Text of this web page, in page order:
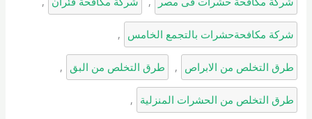
شركة مكافحةحشرات بالتجمع الخامس ,
طرق التخلص من الابراص , طرق التخلص من البق ,
طرق التخلص من الحشرات المنزلية ,